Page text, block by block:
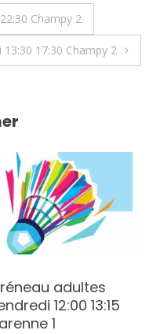
Champy 2
17:30 Champy 2
adultes
12:00 13:15
1